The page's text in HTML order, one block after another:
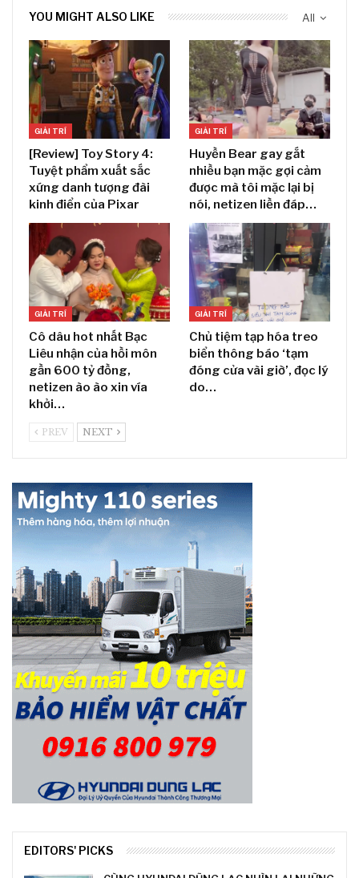
All
YOU MIGHT ALSO LIKE
GIẢI TRÍ
[Review] Toy Story 4:
Tuyệt phẩm xuất sắc
xứng danh tượng đài
kinh điển của Pixar
GIẢI TRÍ
Huyền Bear gay gắt
nhiều bạn mặc gợi cảm
được mà tôi mặc lại bị
nói, netizen liền đáp…
GIẢI TRÍ
Cô dâu hot nhất Bạc
Liêu nhận của hồi môn
gần 600 tỷ đồng,
netizen ào ào xin vía
khởi…
GIẢI TRÍ
Chủ tiệm tạp hóa treo
biển thông báo ‘tạm
đóng cửa vài giờ’, đọc lý
do…
PREV NEXT
EDITORS' PICKS